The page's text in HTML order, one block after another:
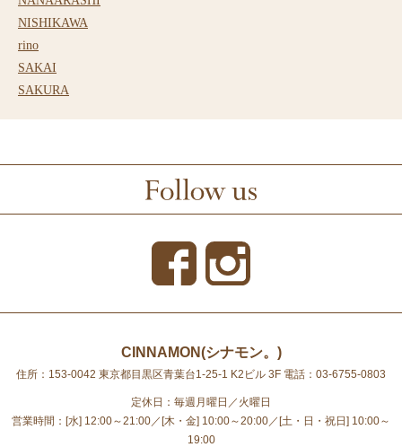
NISHIKAWA
rino
SAKAI
SAKURA
CINNAMON(シナモン。)
住所：153-0042 東京都目黒区青葉台1-25-1 K2ビル 3F 電話：03-6755-0803
定休日：毎週月曜日／火曜日
営業時間：[水] 12:00～21:00／[木・金] 10:00～20:00／[土・日・祝日] 10:00～
19:00